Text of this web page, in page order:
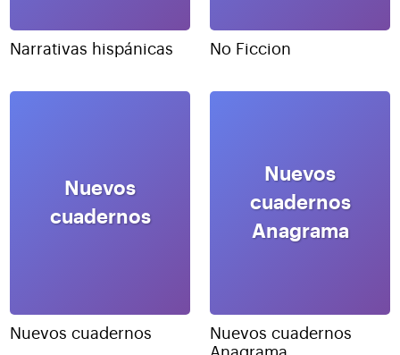
Narrativas hispánicas No Ficcion
Nuevos
cuadernos
Nuevos cuadernos
Nuevos
cuadernos
Anagrama
Nuevos cuadernos